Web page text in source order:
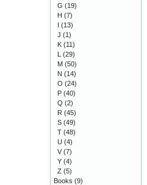
G (19)
H (7)
I (13)
J (1)
K (11)
L (29)
M (50)
N (14)
O (24)
P (40)
Q (2)
R (45)
S (49)
T (48)
U (4)
V (7)
Y (4)
Z (5)
Books (9)